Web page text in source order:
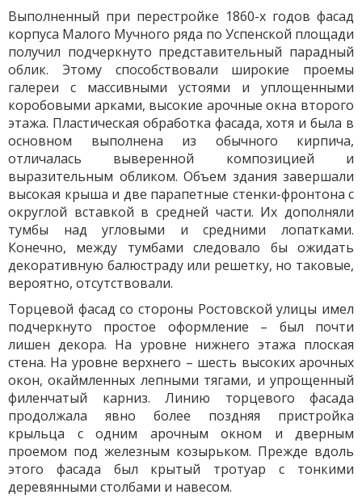
Выполненный при перестройке 1860-х годов фасад
корпуса Малого Мучного ряда по Успенской площади
получил подчеркнуто представительный парадный
облик. Этому способствовали широкие проемы
галереи с массивными устоями и уплощенными
коробовыми арками, высокие арочные окна второго
этажа. Пластическая обработка фасада, хотя и была в
основном выполнена из обычного кирпича,
отличалась выверенной композицией и
выразительным обликом. Объем здания завершали
высокая крыша и две парапетные стенки-фронтона с
округлой вставкой в средней части. Их дополняли
тумбы над угловыми и средними лопатками.
Конечно, между тумбами следовало бы ожидать
декоративную балюстраду или решетку, но таковые,
вероятно, отсутствовали.
Торцевой фасад со стороны Ростовской улицы имел
подчеркнуто простое оформление – был почти
лишен декора. На уровне нижнего этажа плоская
стена. На уровне верхнего – шесть высоких арочных
окон, окаймленных лепными тягами, и упрощенный
филенчатый карниз. Линию торцевого фасада
продолжала явно более поздняя пристройка
крыльца с одним арочным окном и дверным
проемом под железным козырьком. Прежде вдоль
этого фасада был крытый тротуар с тонкими
деревянными столбами и навесом.